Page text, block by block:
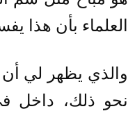
العلماء بأن هذا
والذي يظهر لي أن
نحو ذلك، داخل